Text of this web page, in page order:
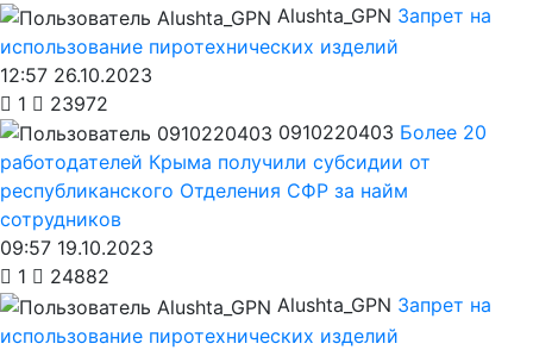
Alushta_GPN Запрет на
использование пиротехнических изделий
12:57 26.10.2023
1
23972
0910220403 Более 20
работодателей Крыма получили субсидии от
республиканского Отделения СФР за найм
сотрудников
09:57 19.10.2023
1
24882
Alushta_GPN Запрет на
использование пиротехнических изделий